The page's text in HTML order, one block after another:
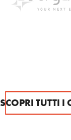
SCOPRI TUTTI I